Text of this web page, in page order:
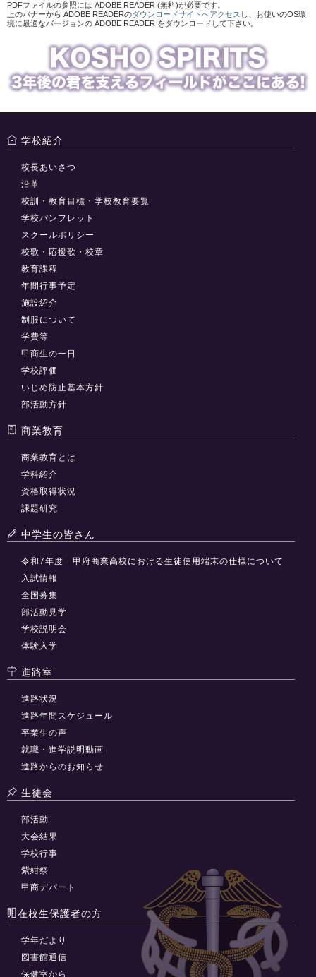
PDFファイルの参照には ADOBE READER (無料)が必要です。
上のバナーから ADOBE READERのダウンロードサイトへアクセス し、お使いのOS環
境に最適なバージョンの ADOBE READER をダウンロードして下さい。
学校紹介
校長あいさつ
沿革
校訓・教育目標・学校教育要覧
学校パンフレット
スクールポリシー
校歌・応援歌・校章
教育課程
年間行事予定
施設紹介
制服について
学費等
甲商生の一日
学校評価
いじめ防止基本方針
部活動方針
商業教育
商業教育とは
学科紹介
資格取得状況
課題研究
中学生の皆さん
令和7年度 甲府商業高校における生徒使用端末の仕様について
入試情報
全国募集
部活動見学
学校説明会
体験入学
進路室
進路状況
進路年間スケジュール
卒業生の声
就職・進学説明動画
進路からのお知らせ
生徒会
部活動
大会結果
学校行事
紫紺祭
甲商デパート
在校生保護者の方
学年だより
図書館通信
保健室から